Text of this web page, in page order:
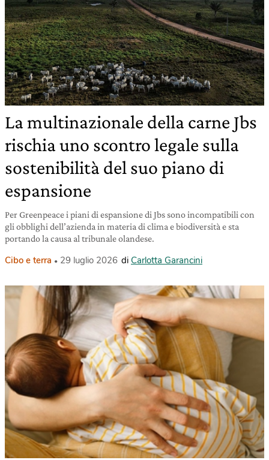
La multinazionale della carne Jbs
rischia uno scontro legale sulla
sostenibilità del suo piano di
espansione
Per Greenpeace i piani di espansione di Jbs sono incompatibili con
gli obblighi dell’azienda in materia di clima e biodiversità e sta
portando la causa al tribunale olandese.
Cibo e terra 29 luglio 2026 di Carlotta Garancini